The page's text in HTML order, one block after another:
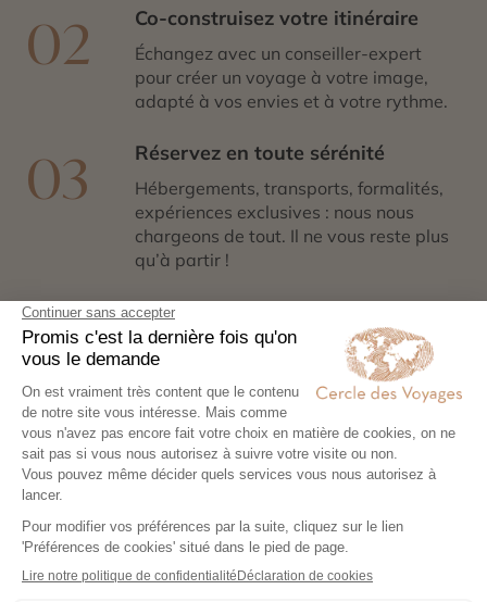
02 Co-construisez votre itinéraire
Échangez avec un conseiller-expert
pour créer un voyage à votre image,
adapté à vos envies et à votre rythme.
03 Réservez en toute sérénité
Hébergements, transports, formalités,
expériences exclusives : nous nous
chargeons de tout. Il ne vous reste plus
qu’à partir !
04 Partez l’esprit léger
Votre carnet de voyage personnalisé
contient les informations essentielles.
Sur place, notre conciergerie reste
disponible 24/7
Demander un devis